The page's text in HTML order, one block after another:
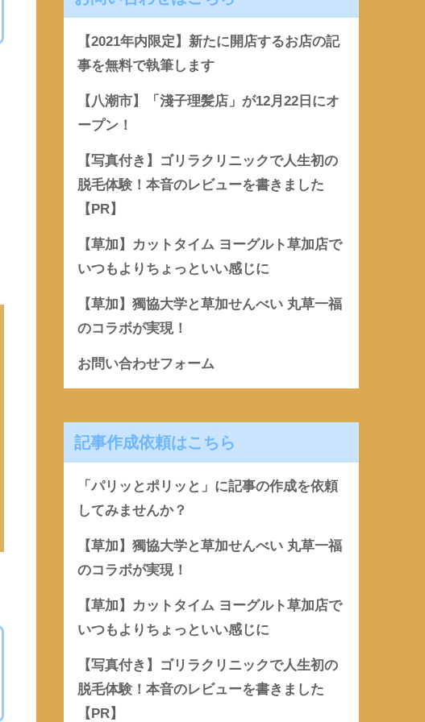
【2021年内限定】新たに開店するお店の記
事を無料で執筆します
【八潮市】「淺子理髪店」が12月22日にオ
ープン！
【写真付き】ゴリラクリニックで人生初の
脱毛体験！本音のレビューを書きました
【PR】
【草加】カットタイム ヨーグルト草加店で
いつもよりちょっといい感じに
【草加】獨協大学と草加せんべい 丸草一福
のコラボが実現！
お問い合わせフォーム
記事作成依頼はこちら
「パリッとポリッと」に記事の作成を依頼
してみませんか？
【草加】獨協大学と草加せんべい 丸草一福
のコラボが実現！
【草加】カットタイム ヨーグルト草加店で
いつもよりちょっといい感じに
【写真付き】ゴリラクリニックで人生初の
脱毛体験！本音のレビューを書きました
【PR】